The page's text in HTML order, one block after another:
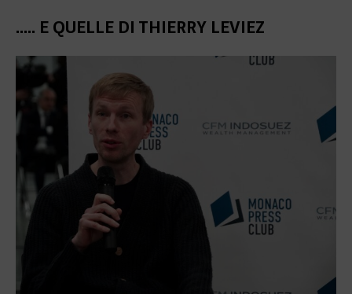
….. E QUELLE DI THIERRY LEVIEZ